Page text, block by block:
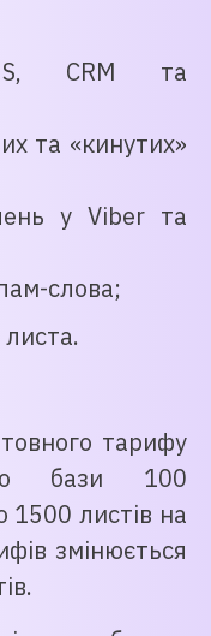
CRM та
та «кинутих»
у Viber та
слова;
тарифу
бази 100
1500 листів на
змінюється